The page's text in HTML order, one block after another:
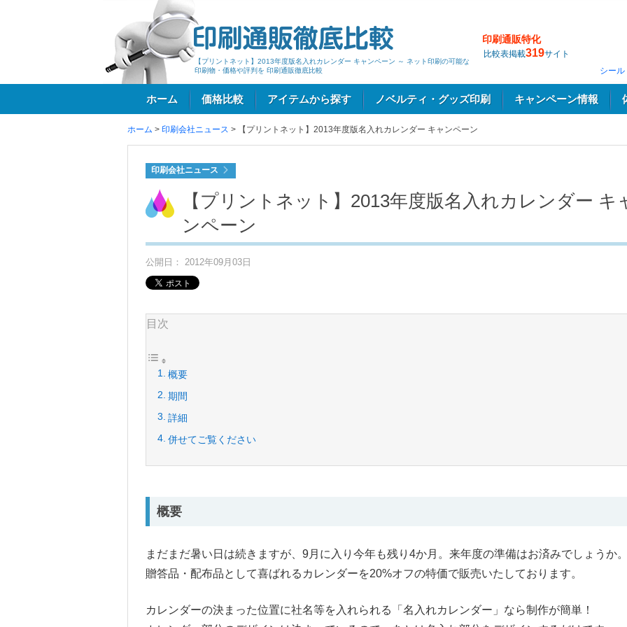
【プリントネット】2013年度版名入れカレンダー キャンペーン ～ ネット印刷の可能な
印刷物・価格や評判を 印刷通販徹底比較
印刷通販特化
比較表掲載319サイト
シー
ホーム 価格比較 アイテムから探す ノベルティ・グッズ印刷 キャンペーン情報
ホーム > 印刷会社ニュース > 【プリントネット】2013年度版名入れカレンダー キャンペーン
印刷会社ニュース
【プリントネット】2013年度版名入れカレンダー キ
ンペーン
公開日： 2012年09月03日
目次
概要
期間
詳細
併せてご覧ください
概要
まだまだ暑い日は続きますが、9月に入り今年も残り4か月。来年度の準備はお済みでしょうか
贈答品・配布品として喜ばれるカレンダーを20%オフの特価で販売いたしております。
カレンダーの決まった位置に社名等を入れられる「名入れカレンダー」なら制作が簡単！